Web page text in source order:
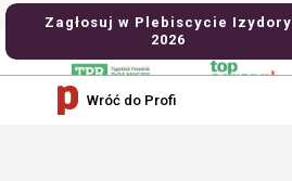
Zagłosuj w Plebiscycie Izydory
2026
Wróć do Profi